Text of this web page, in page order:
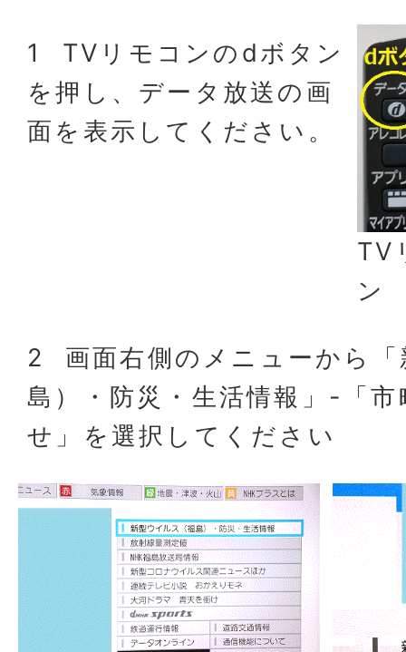
TV
ン
1 TVリモコンのdボタン
を押し、データ放送の画
面を表示してください。
2 画面右側のメニューから「
島）・防災・生活情報」-「
せ」を選択してください